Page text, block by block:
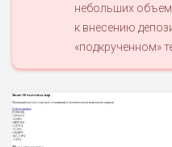
небольших
к внесению
«подкрученном»